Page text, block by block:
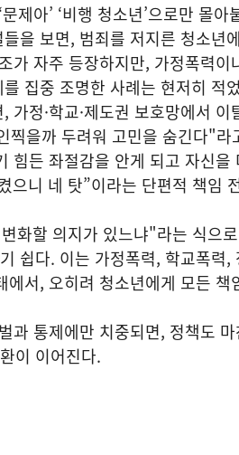
제아’ ‘비행 청소년’으로만 몰아
을 보면, 범죄를 저지른 청소년
가 자주 등장하지만, 가정폭력
집중 조명한 사례는 현저히 적
정·학교·제도권 보호망에서 이
찍을까 두려워 고민을 숨긴다"라
힘든 좌절감을 안게 되고 자신을
으니 네 탓”이라는 단편적 책임
화할 의지가 있느냐"라는 식으
쉽다. 이는 가정폭력, 학교폭력,
서, 오히려 청소년에게 모든 책
과 통제에만 치중되면, 정책도
이 이어진다.